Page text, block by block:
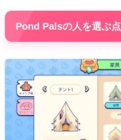
Pond Palsの人を選ぶ点